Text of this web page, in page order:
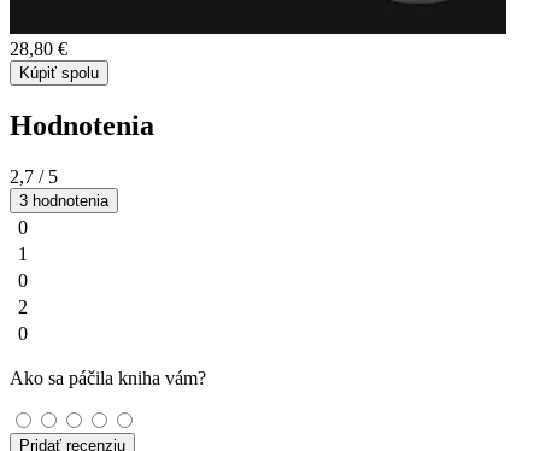
28,80 €
Kúpiť spolu
Hodnotenia
2,7 / 5
3 hodnotenia
0
1
0
2
0
Ako sa páčila kniha vám?
Pridať recenziu